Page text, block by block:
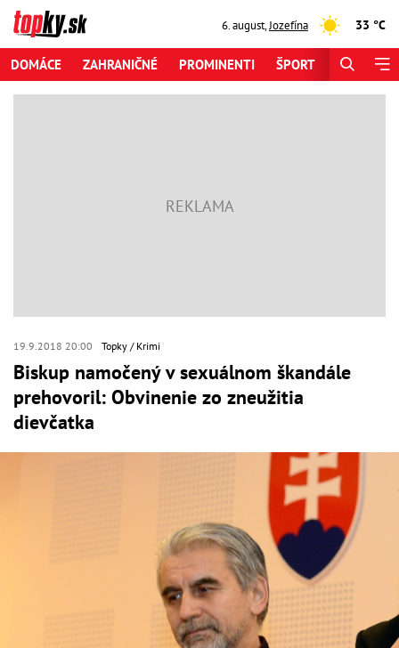
6. august,Jozefína 33 °C
DOMÁCE ZAHRANIČNÉ PROMINENTI ŠPORT
19.9.2018 20:00 Topky Krimi
Biskup namočený v sexuálnom škandále
prehovoril: Obvinenie zo zneužitia
dievčatka